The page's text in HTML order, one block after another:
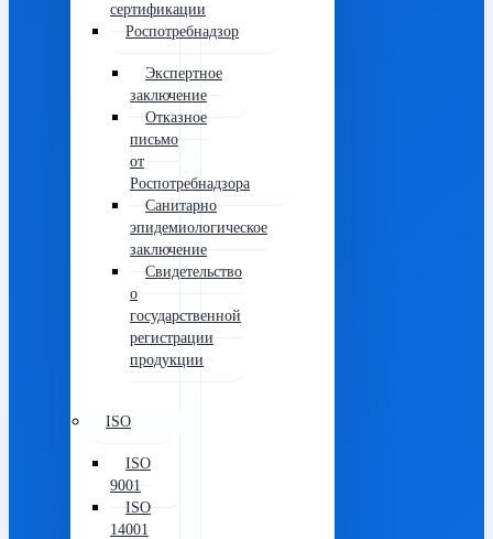
сертификации
Роспотребнадзор
Экспертное
заключение
Отказное
письмо
от
Роспотребнадзора
Санитарно
эпидемиологическое
заключение
Свидетельство
о
государственной
регистрации
продукции
ISO
ISO
9001
ISO
14001